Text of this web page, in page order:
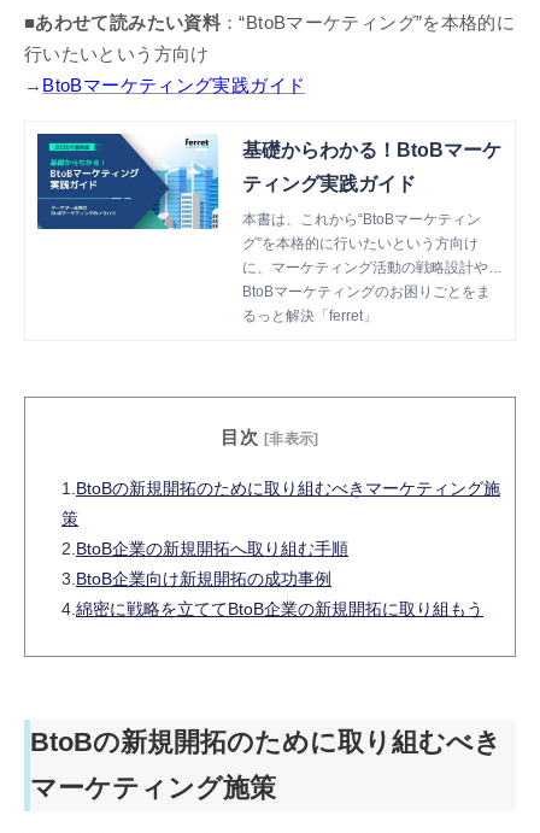
■あわせて読みたい資料 ：“BtoBマーケティング”を本格的に
行いたいという方向け
→ BtoBマーケティング実践ガイド
基礎からわかる！BtoBマーケ
ティング実践ガイド
本書は、これから“BtoBマーケティン
グ”を本格的に行いたいという方向け
に、マーケティング活動の戦略設計や各
種施策のTipsを網羅した資料です。
BtoBマーケティングのお困りごとをま
るっと解決「ferret」
目次 [非表示]
1. BtoBの新規開拓のために取り組むべきマーケティング施
策
2. BtoB企業の新規開拓へ取り組む手順
3. BtoB企業向け新規開拓の成功事例
4. 綿密に戦略を立ててBtoB企業の新規開拓に取り組もう
BtoBの新規開拓のために取り組むべき
マーケティング施策